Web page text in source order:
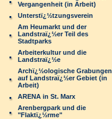
Vergangenheit (in Arbeit)
Unterstï¿½tzungsverein
Am Heumarkt und der
Landstraï¿½er Teil des
Stadtparks
Arbeiterkultur und die
Landstraï¿½e
Archï¿½ologische Grabungen
auf Landstraï¿½er Gebiet (in
Arbeit)
ARENA in St. Marx
Arenbergpark und die
"Flaktï¿½rme"